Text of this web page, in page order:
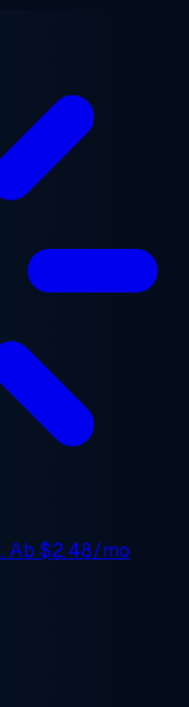
Ab $2.48/mo